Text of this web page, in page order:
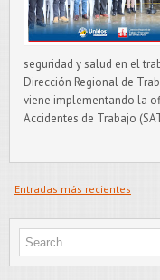
seguridad y salud en el
Dirección Regional de
viene implementando la
Accidentes de Trabajo
Entradas más recientes